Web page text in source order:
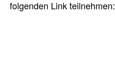
folgenden Link teilnehmen: